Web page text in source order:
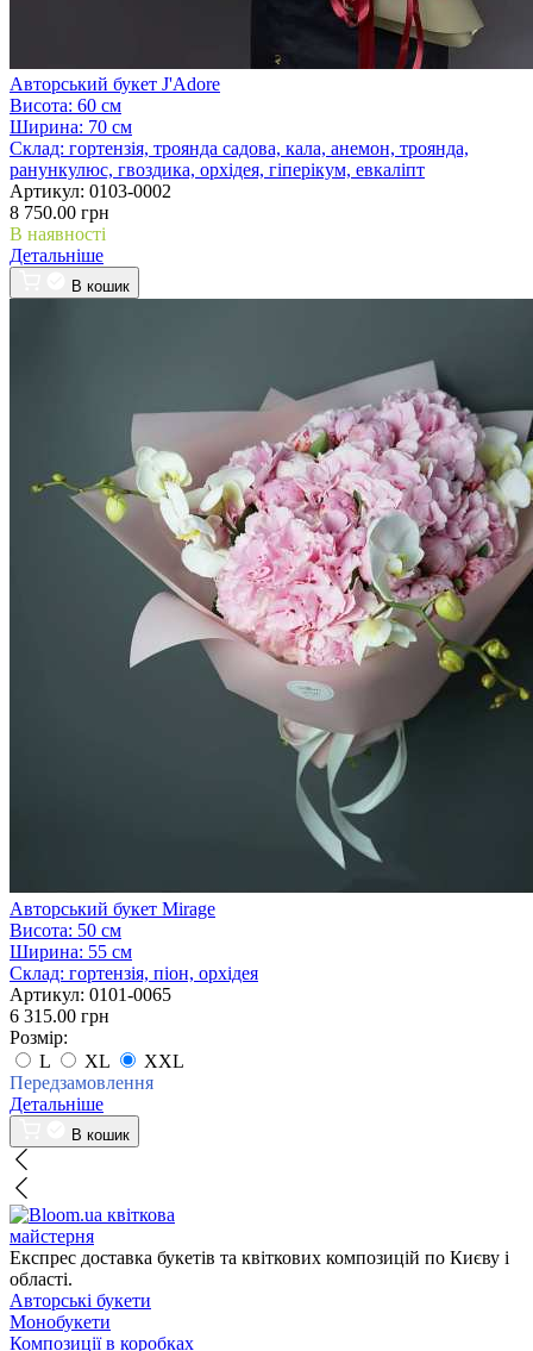
Авторський букет J'Adore
Висота: 60 см
Ширина: 70 см
Склад: гортензія, троянда садова, кала, анемон, троянда,
ранункулюс, гвоздика, орхідея, гіперікум, евкаліпт
Артикул: 0103-0002
8 750.00 грн
В наявності
Детальніше
В кошик
Авторський букет Mirage
Висота: 50 см
Ширина: 55 см
Склад: гортензія, піон, орхідея
Артикул: 0101-0065
6 315.00 грн
Розмір:
L
XL
XXL
Передзамовлення
Детальніше
В кошик
квіткова
майстерня
Експрес доставка букетів та квіткових композицій по Києву і
області.
Авторські букети
Монобукети
Композиції в коробках